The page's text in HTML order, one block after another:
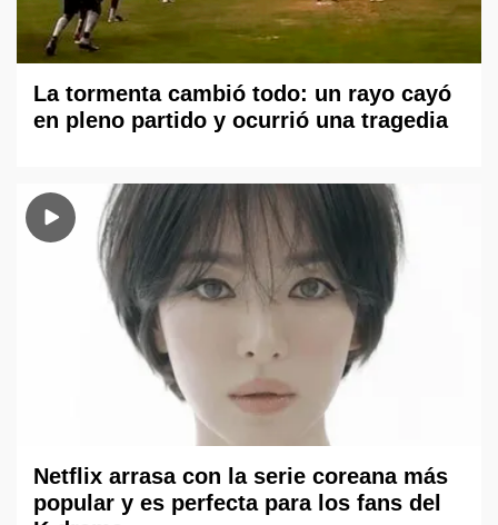
La tormenta cambió todo: un rayo cayó
en pleno partido y ocurrió una tragedia
Netflix arrasa con la serie coreana más
popular y es perfecta para los fans del